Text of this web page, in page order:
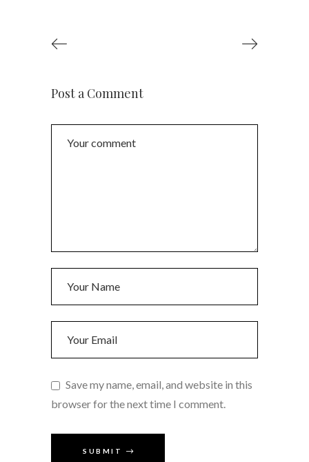
Post a Comment
Save my name, email, and website in this
browser for the next time I comment.
SUBMIT